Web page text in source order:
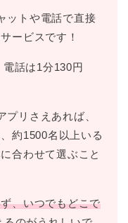
ットや電話で直接
ービスです！
話は1分130円
プリさえあれば、
約1500名以上いる
合わせて選ぶこと
、いつでもどこで